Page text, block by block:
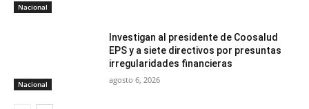
Nacional
Nacional
Investigan al presidente de Coosalud
EPS y a siete directivos por presuntas
irregularidades financieras
agosto 6, 2026